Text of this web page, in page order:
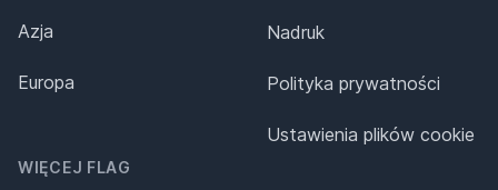
Azja
Europa
WIĘCEJ FLAG
Nadruk
Polityka prywatności
Ustawienia plików cookie